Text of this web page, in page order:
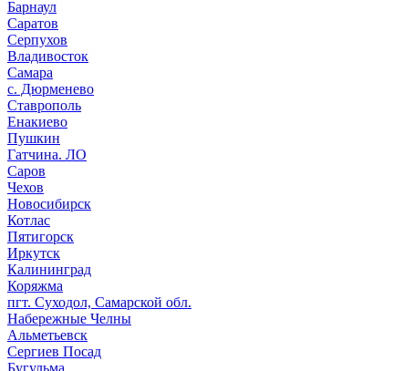
Барнаул
Саратов
Серпухов
Владивосток
Самара
с. Дюрменево
Ставрополь
Енакиево
Пушкин
Гатчина. ЛО
Саров
Чехов
Новосибирск
Котлас
Пятигорск
Иркутск
Калининград
Коряжма
пгт. Суходол, Самарской обл.
Набережные Челны
Альметьевск
Сергиев Посад
Бугульма